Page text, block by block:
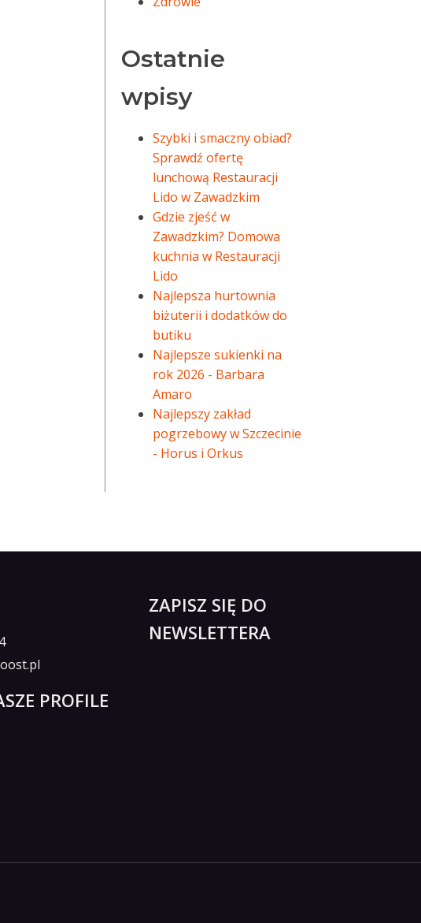
Ostatnie
wpisy
Szybki i smaczny obiad?
Sprawdź ofertę
lunchową Restauracji
Lido w Zawadzkim
Gdzie zjeść w
Zawadzkim? Domowa
kuchnia w Restauracji
Lido
Najlepsza hurtownia
biżuterii i dodatków do
butiku
Najlepsze sukienki na
rok 2026 - Barbara
Amaro
Najlepszy zakład
pogrzebowy w Szczecinie
- Horus i Orkus
PROFILE
ZAPISZ SIĘ DO
NEWSLETTERA